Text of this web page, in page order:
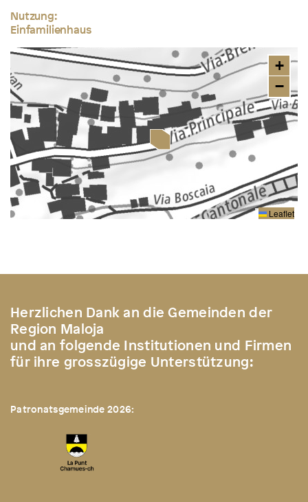
Nutzung:
Einfamilienhaus
+
−
Leaflet
Herzlichen Dank an die Gemeinden der
Region Maloja
und an folgende Institutionen und Firmen
für ihre grosszügige Unterstützung:
Patronatsgemeinde 2026: